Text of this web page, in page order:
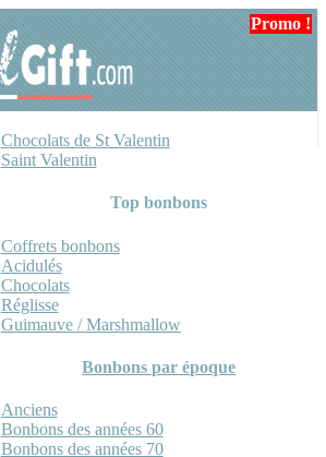
Chocolats de St Valentin
Saint Valentin
Top bonbons
Coffrets bonbons
Acidulés
Chocolats
Réglisse
Guimauve / Marshmallow
Bonbons par époque
Anciens
Bonbons des années 60
Bonbons des années 70
Promo !
Promo !